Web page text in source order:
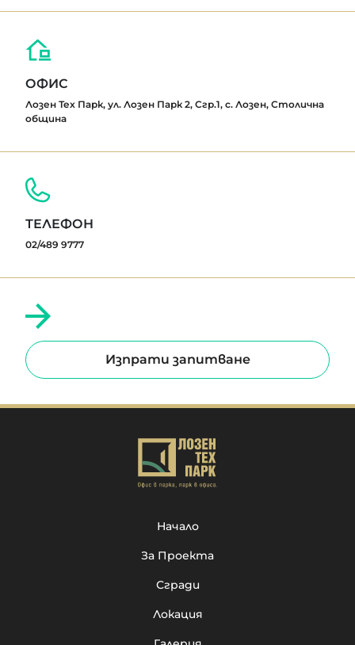
ОФИС
Лозен Тех Парк, ул. Лозен Парк 2, Сгр.1, с. Лозен, Столична
община
ТЕЛЕФОН
02/489 9777
Изпрати запитване
Начало
За Проекта
Сгради
Локация